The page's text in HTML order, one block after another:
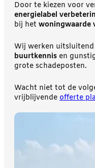
Door te kiezen voor
energielabel
bij het woningwaarde
Wij werken
buurtkennis en
grote schadeposten.
Wacht niet tot de
vrijblijvende offerte